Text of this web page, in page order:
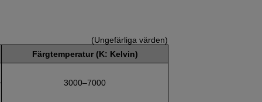
(Ungefärliga värden)
Färgtemperatur (K: Kelvin)
3000–7000